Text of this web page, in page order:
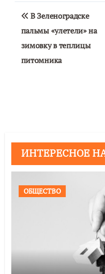
Навигация
по
записям
В Зеленоградске
пальмы «улетели» на
зимовку в теплицы
питомника
ИНТЕРЕСНОЕ
ОБЩЕСТВО